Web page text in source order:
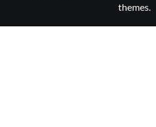
themes.